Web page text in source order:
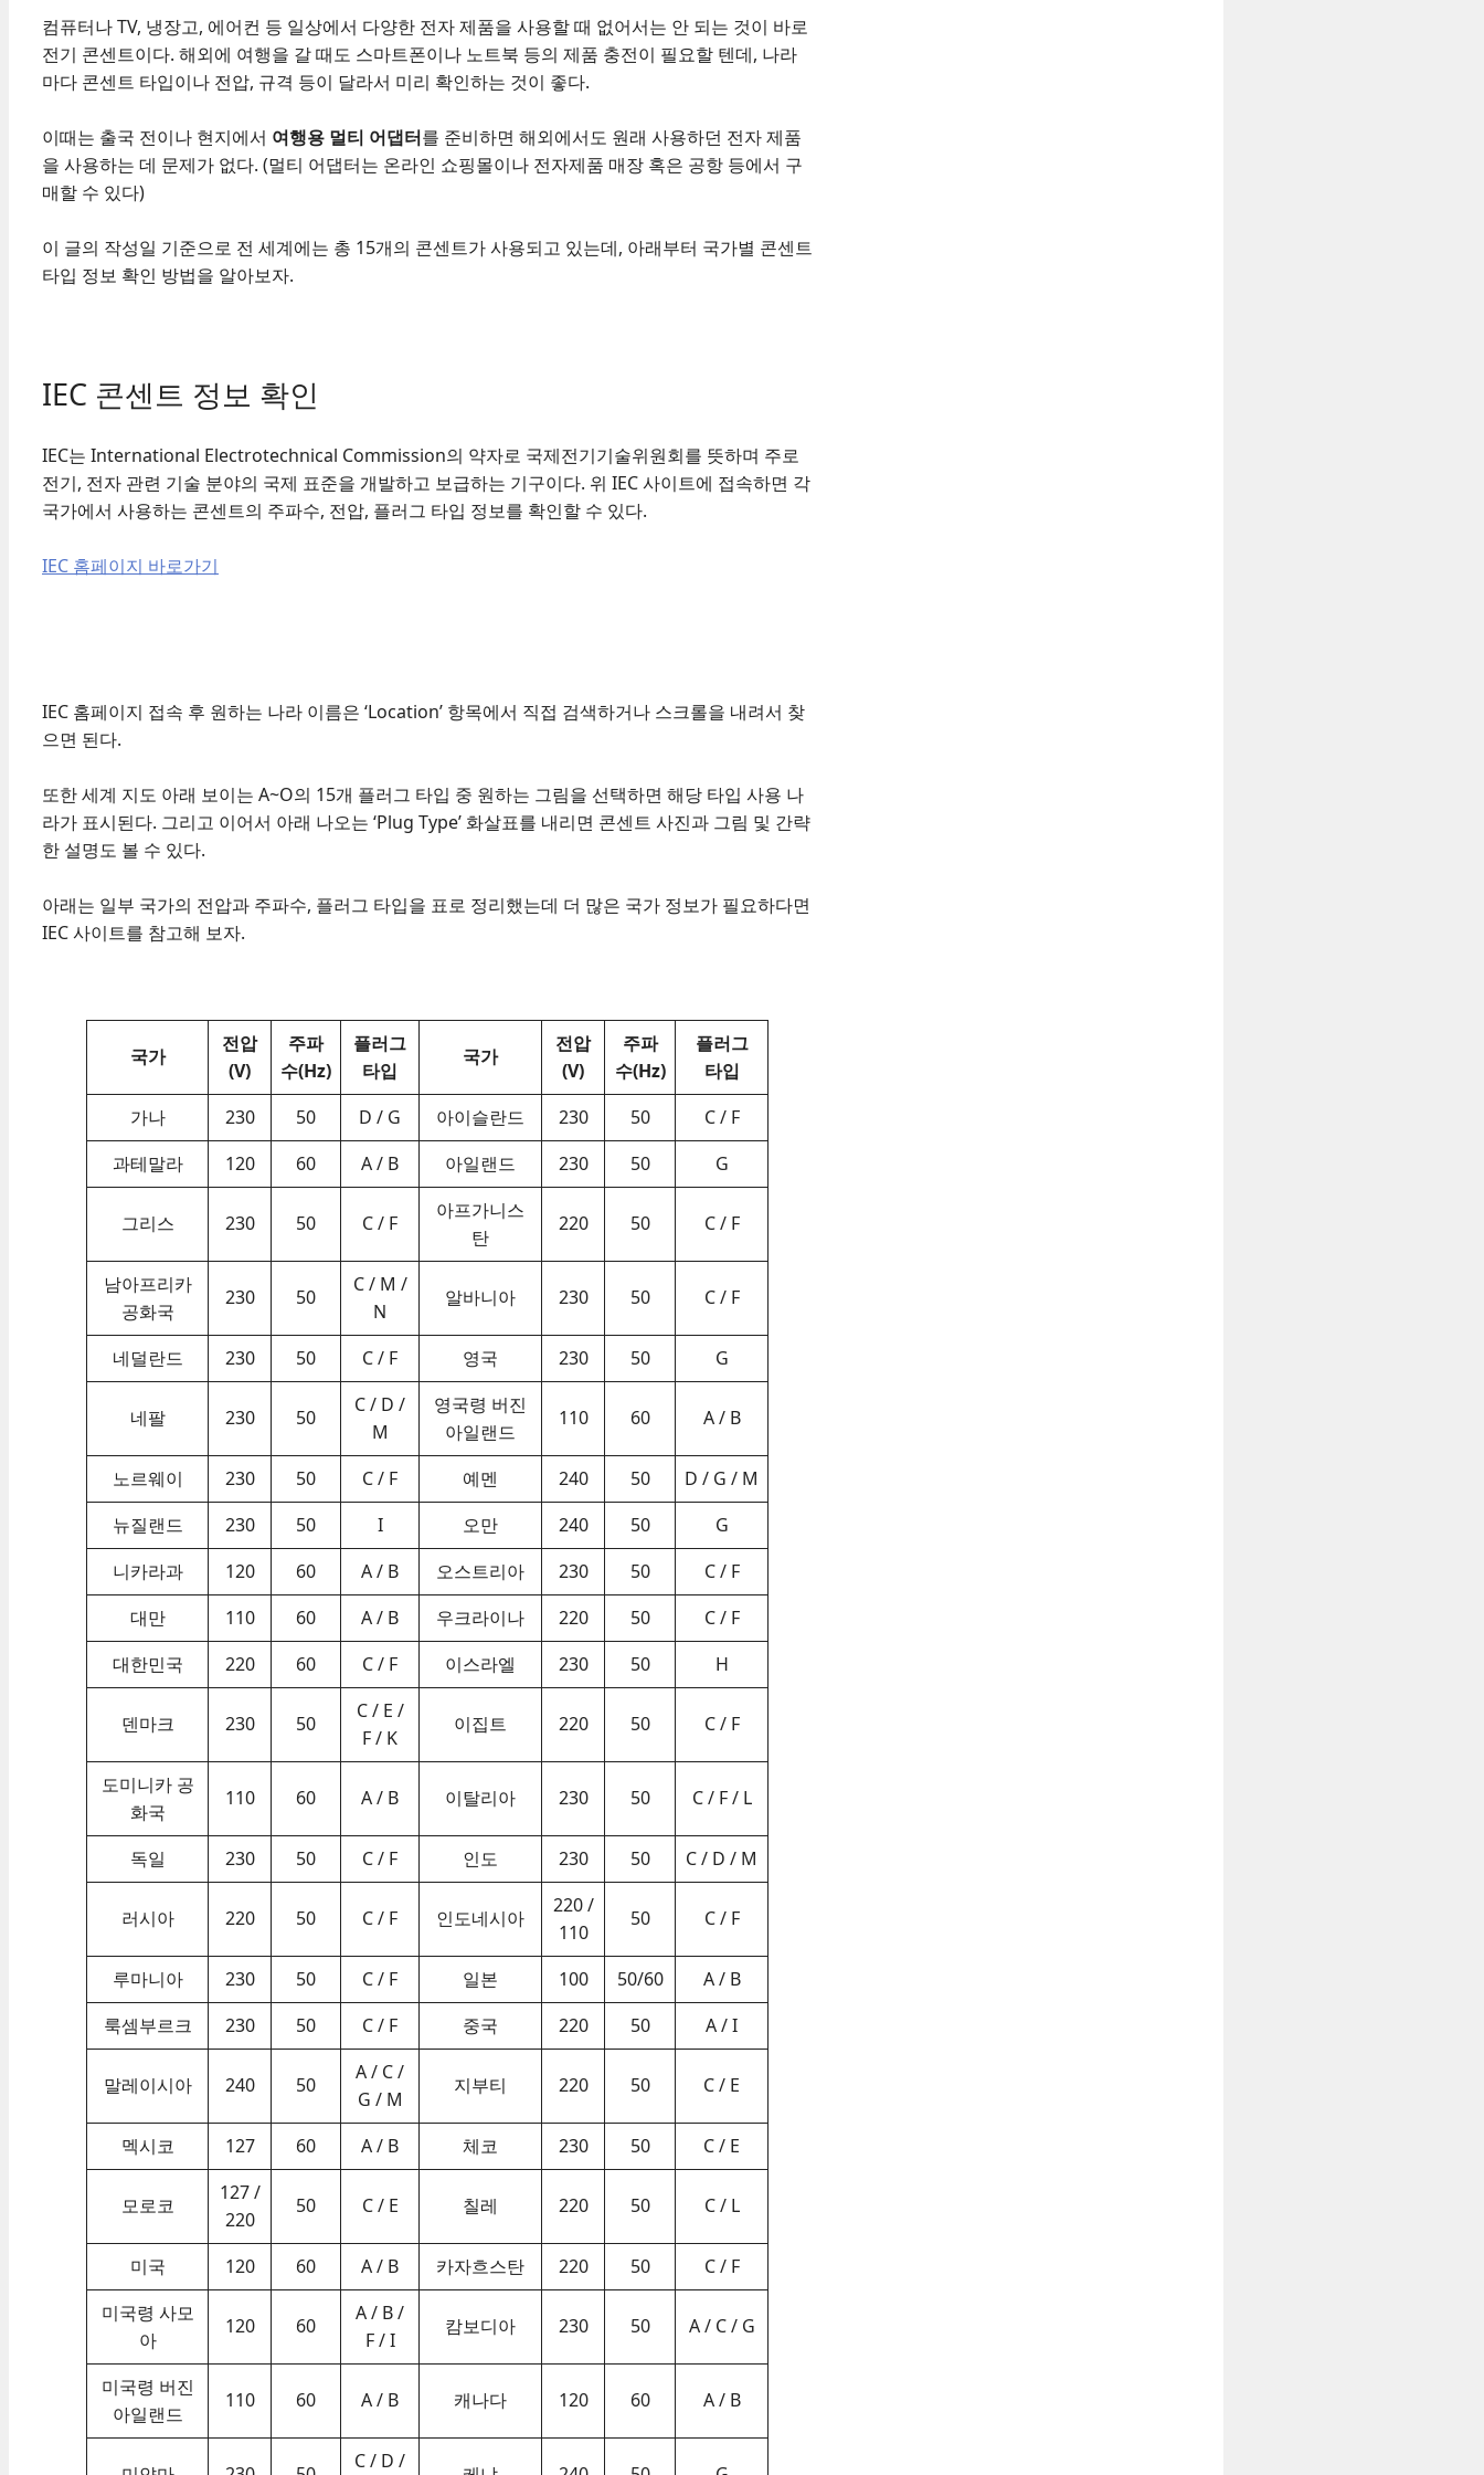
컴퓨터나 TV, 냉장고, 에어컨 등 일상에서 다양한 전자 제품을 사용할 때 없어서는 안 되는 것이 바로
전기 콘센트이다. 해외에 여행을 갈 때도 스마트폰이나 노트북 등의 제품 충전이 필요할 텐데, 나라
마다 콘센트 타입이나 전압, 규격 등이 달라서 미리 확인하는 것이 좋다.
이때는 출국 전이나 현지에서 여행용 멀티 어댑터를 준비하면 해외에서도 원래 사용하던 전자 제품
을 사용하는 데 문제가 없다. (멀티 어댑터는 온라인 쇼핑몰이나 전자제품 매장 혹은 공항 등에서 구
매할 수 있다)
이 글의 작성일 기준으로 전 세계에는 총 15개의 콘센트가 사용되고 있는데, 아래부터 국가별 콘센트
타입 정보 확인 방법을 알아보자.
IEC 콘센트 정보 확인
IEC는 International Electrotechnical Commission의 약자로 국제전기기술위원회를 뜻하며 주로
전기, 전자 관련 기술 분야의 국제 표준을 개발하고 보급하는 기구이다. 위 IEC 사이트에 접속하면 각
국가에서 사용하는 콘센트의 주파수, 전압, 플러그 타입 정보를 확인할 수 있다.
IEC 홈페이지 바로가기
IEC 홈페이지 접속 후 원하는 나라 이름은 ‘Location’ 항목에서 직접 검색하거나 스크롤을 내려서 찾
으면 된다.
또한 세계 지도 아래 보이는 A~O의 15개 플러그 타입 중 원하는 그림을 선택하면 해당 타입 사용 나
라가 표시된다. 그리고 이어서 아래 나오는 ‘Plug Type’ 화살표를 내리면 콘센트 사진과 그림 및 간략
한 설명도 볼 수 있다.
아래는 일부 국가의 전압과 주파수, 플러그 타입을 표로 정리했는데 더 많은 국가 정보가 필요하다면
IEC 사이트를 참고해 보자.
국가
전압
(V)
주파
수(Hz)
플러그
타입
국가
전압
(V)
주파
수(Hz)
플러그
타입
가나
230 50 D / G 아이슬란드 230 50
C / F
과테말라
120 60 A / B 아일랜드 230 50 G
그리스 230 50 C / F
아프가니스
탄
220 50 C / F
남아프리카
공화국
230 50
C / M /
N
알바니아 230 50 C / F
네덜란드 230 50 C / F 영국 230 50 G
네팔 230 50
C / D /
M
영국령 버진
아일랜드
110 60 A / B
노르웨이 230 50 C / F 예멘 240 50
D / G / M
뉴질랜드
230 50 I 오만 240 50
G
니카라과
120 60 A / B 오스트리아 230 50
C / F
대만
110 60 A / B 우크라이나 220 50
C / F
대한민국
220 60 C / F 이스라엘 230 50 H
덴마크 230 50
C / E /
F / K
이집트 220 50 C / F
도미니카 공
화국
110 60 A / B 이탈리아 230 50 C / F / L
독일 230 50 C / F 인도 230 50 C / D / M
러시아 220 50 C / F 인도네시아
220 /
110
50 C / F
루마니아 230 50 C / F 일본 100 50/60
A / B
룩셈부르크
230 50 C / F 중국 220 50 A / I
말레이시아 240 50
A / C /
G / M
지부티 220 50 C / E
멕시코 127 60 A / B 체코 230 50 C / E
모로코
127 /
220
50 C / E 칠레 220 50 C / L
미국 120 60 A / B 카자흐스탄 220 50
C / F
미국령 사모
아
120 60
A / B /
F / I
캄보디아 230 50 A / C / G
미국령 버진
아일랜드
110 60 A / B 캐나다 120 60 A / B
C / D /